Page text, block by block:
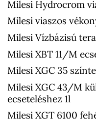
Milesi Hydrocrom
Milesi viaszos
Milesi Vízbázisú
Milesi XBT 11/M
Milesi XGC 35
Milesi XGC 43/M
ecseteléshez 1l
Milesi XGT 6100